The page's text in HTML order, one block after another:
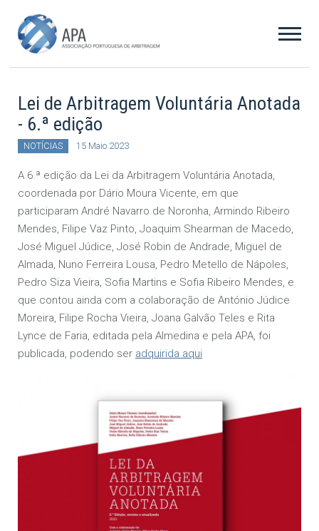
Lei de Arbitragem Voluntária Anotada
- 6.ª edição
NOTÍCIAS 15 Maio 2023
A 6.ª edição da Lei da Arbitragem Voluntária Anotada,
coordenada por Dário Moura Vicente, em que
participaram André Navarro de Noronha, Armindo Ribeiro
Mendes, Filipe Vaz Pinto, Joaquim Shearman de Macedo,
José Miguel Júdice, José Robin de Andrade, Miguel de
Almada, Nuno Ferreira Lousa, Pedro Metello de Nápoles,
Pedro Siza Vieira, Sofia Martins e Sofia Ribeiro Mendes, e
que contou ainda com a colaboração de António Júdice
Moreira, Filipe Rocha Vieira, Joana Galvão Teles e Rita
Lynce de Faria, editada pela Almedina e pela APA, foi
publicada, podendo ser adquirida aqui